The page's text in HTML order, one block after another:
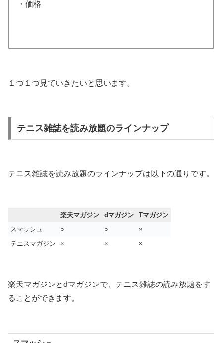
・価格
１つ１つ見ていきたいと思います。
テニス雑誌を読み放題のラインナップ
テニス雑誌を読み放題のラインナップは以下の通りです。
楽天マガジン dマガジン
Tマガジン
スマッシュ
○ ○
×
テニスマガジン
× × ×
楽天マガジンとdマガジンで、テニス雑誌の読み放題をす
ることができます。